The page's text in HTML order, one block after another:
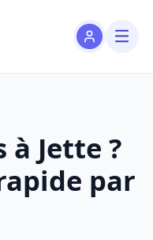
à Jette ?
par